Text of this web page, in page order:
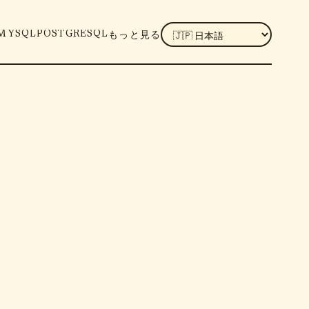
POSTGRESQL もっと見る
LANGUAGE